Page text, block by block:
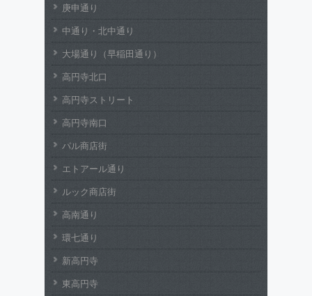
庚申通り
中通り・北中通り
大場通り（早稲田通り）
高円寺北口
高円寺ストリート
高円寺南口
パル商店街
エトアール通り
ルック商店街
高南通り
環七通り
新高円寺
東高円寺